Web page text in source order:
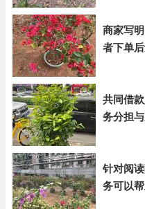
商家写
者下单
共同借
务分担
针对阅
务可以